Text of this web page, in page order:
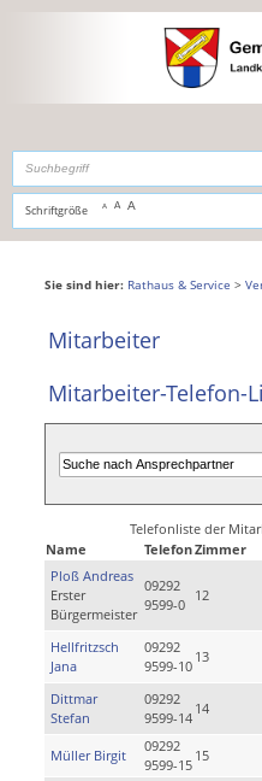
,zur Navigationoderzur
Schriftgröße A A A
Sie sind hier: Rathaus & Service >
Mitarbeiter
Mitarbeiter-Telefon-
Telefonliste der
Name
TelefonZimmer
Ploß Andreas
Erster
Bürgermeister
09292
9599-0
12
Hellfritzsch
Jana
09292
9599-10
13
Dittmar
Stefan
09292
9599-14
14
Müller Birgit
09292
9599-15
15